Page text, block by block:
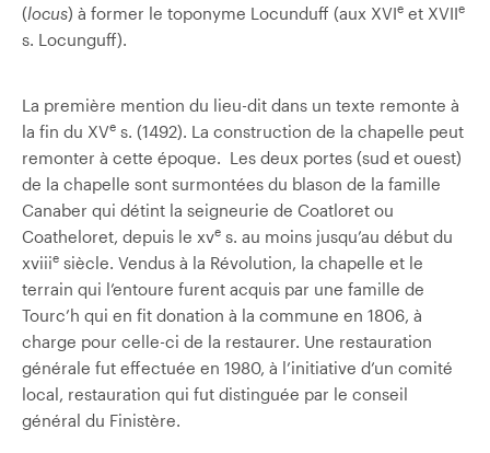
(locus) à former le toponyme Locunduff (aux XVIe et XVIIe
s. Locunguff).
La première mention du lieu-dit dans un texte remonte à
la fin du XVe s. (1492). La construction de la chapelle peut
remonter à cette époque. Les deux portes (sud et ouest)
de la chapelle sont surmontées du blason de la famille
Canaber qui détint la seigneurie de Coatloret ou
Coatheloret, depuis le xve s. au moins jusqu’au début du
xviiie siècle. Vendus à la Révolution, la chapelle et le
terrain qui l’entoure furent acquis par une famille de
Tourc’h qui en fit donation à la commune en 1806, à
charge pour celle-ci de la restaurer. Une restauration
générale fut effectuée en 1980, à l’initiative d’un comité
local, restauration qui fut distinguée par le conseil
général du Finistère.